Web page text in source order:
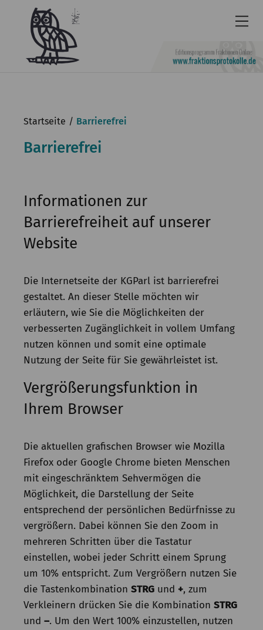
Barrierefrei
Sprache
English
KGParl
Aktuelles
Kommission
Institut
Forschung
Publikationen
Startseite Barrierefrei
Barrierefrei
Informationen zur
Barrierefreiheit auf unserer
Website
Die Internetseite der KGParl ist barrierefrei
gestaltet. An dieser Stelle möchten wir
erläutern, wie Sie die Möglichkeiten der
verbesserten Zugänglichkeit in vollem Umfang
nutzen können und somit eine optimale
Nutzung der Seite für Sie gewährleistet ist.
Vergrößerungsfunktion in
Ihrem Browser
Die aktuellen grafischen Browser wie Mozilla
Firefox oder Google Chrome bieten Menschen
mit eingeschränktem Sehvermögen die
Möglichkeit, die Darstellung der Seite
entsprechend der persönlichen Bedürfnisse zu
vergrößern. Dabei können Sie den Zoom in
mehreren Schritten über die Tastatur
einstellen, wobei jeder Schritt einem Sprung
um 10% entspricht. Zum Vergrößern nutzen Sie
die Tastenkombination STRG und +, zum
Verkleinern drücken Sie die Kombination STRG
und –. Um den Wert 100% einzustellen, nutzen